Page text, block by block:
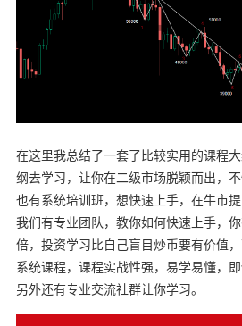
在这里我总结了一套了比较实用的课程
纲去学习，让你在二级市场脱颖而出，
也有系统培训班，想快速上手，在牛市提
我们有专业团队，教你如何快速上手，
倍，投资学习比自己盲目炒币要有价值
系统课程，课程实战性强，易学易懂，
另外还有专业交流社群让你学习。